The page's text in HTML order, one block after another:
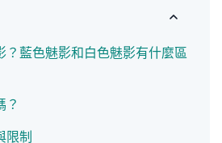
？藍色魅影和白色魅影有什麼區
？
限制